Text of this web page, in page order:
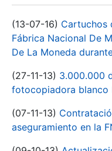
(13-07-16) Cartuchos
Fábrica Nacional De
De La Moneda
(27-11-13) 3.000.000
fotocopiadora blanco
(07-11-13)
aseguramiento en la